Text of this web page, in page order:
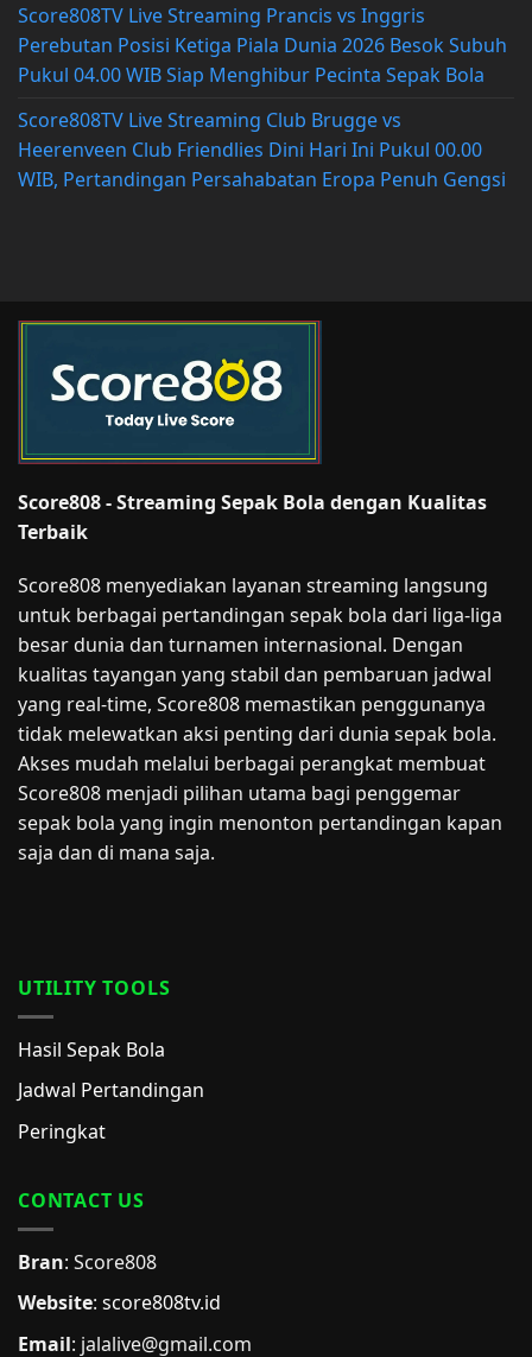
Score808TV Live Streaming Prancis vs Inggris
Perebutan Posisi Ketiga Piala Dunia 2026 Besok Subuh
Pukul 04.00 WIB Siap Menghibur Pecinta Sepak Bola
Score808TV Live Streaming Club Brugge vs
Heerenveen Club Friendlies Dini Hari Ini Pukul 00.00
WIB, Pertandingan Persahabatan Eropa Penuh Gengsi
Score808 - Streaming Sepak Bola dengan Kualitas
Terbaik
Score808 menyediakan layanan streaming langsung
untuk berbagai pertandingan sepak bola dari liga-liga
besar dunia dan turnamen internasional. Dengan
kualitas tayangan yang stabil dan pembaruan jadwal
yang real-time, Score808 memastikan penggunanya
tidak melewatkan aksi penting dari dunia sepak bola.
Akses mudah melalui berbagai perangkat membuat
Score808 menjadi pilihan utama bagi penggemar
sepak bola yang ingin menonton pertandingan kapan
saja dan di mana saja.
UTILITY TOOLS
Hasil Sepak Bola
Jadwal Pertandingan
Peringkat
CONTACT US
Bran: Score808
Website: score808tv.id
Email: jalalive@gmail.com